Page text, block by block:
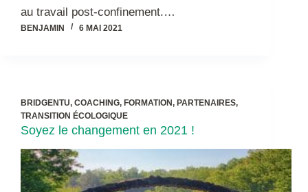
au travail post-confinement.…
BENJAMIN 6 MAI 2021
BRIDGENTU, COACHING, FORMATION, PARTENAIRES,
TRANSITION ÉCOLOGIQUE
Soyez le changement en 2021 !